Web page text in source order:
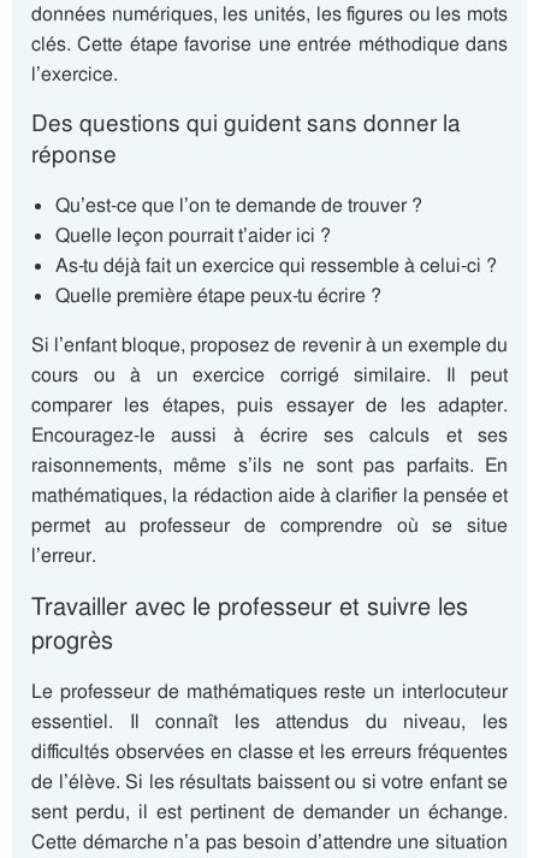
données numériques, les unités, les figures ou les mots
clés. Cette étape favorise une entrée méthodique dans
l’exercice.
Des questions qui guident sans donner la
réponse
Qu’est-ce que l’on te demande de trouver ?
Quelle leçon pourrait t’aider ici ?
As-tu déjà fait un exercice qui ressemble à celui-ci ?
Quelle première étape peux-tu écrire ?
Si l’enfant bloque, proposez de revenir à un exemple du
cours ou à un exercice corrigé similaire. Il peut
comparer les étapes, puis essayer de les adapter.
Encouragez-le aussi à écrire ses calculs et ses
raisonnements, même s’ils ne sont pas parfaits. En
mathématiques, la rédaction aide à clarifier la pensée et
permet au professeur de comprendre où se situe
l’erreur.
Travailler avec le professeur et suivre les
progrès
Le professeur de mathématiques reste un interlocuteur
essentiel. Il connaît les attendus du niveau, les
difficultés observées en classe et les erreurs fréquentes
de l’élève. Si les résultats baissent ou si votre enfant se
sent perdu, il est pertinent de demander un échange.
Cette démarche n’a pas besoin d’attendre une situation